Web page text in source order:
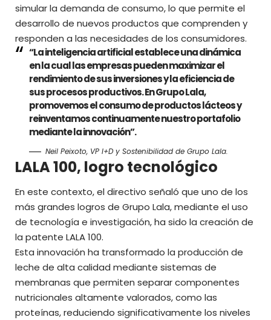
simular la demanda de consumo, lo que permite el
desarrollo de nuevos productos que comprenden y
responden a las necesidades de los consumidores.
“La inteligencia artificial establece una dinámica
en la cual las empresas pueden maximizar el
rendimiento de sus inversiones y la eficiencia de
sus procesos productivos. En Grupo Lala,
promovemos el consumo de productos lácteos y
reinventamos continuamente nuestro portafolio
mediante la innovación”.
Neil Peixoto, VP I+D y Sostenibilidad de Grupo Lala.
LALA 100, logro tecnológico
En este contexto, el directivo señaló que uno de los
más grandes logros de Grupo Lala, mediante el uso
de tecnología e investigación, ha sido la creación de
la patente LALA 100.
Esta innovación ha transformado la producción de
leche de alta calidad mediante sistemas de
membranas que permiten separar componentes
nutricionales altamente valorados, como las
proteínas, reduciendo significativamente los niveles